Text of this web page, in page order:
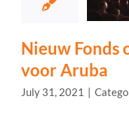
Nieuw Fonds
voor Aruba
July 31, 2021 |